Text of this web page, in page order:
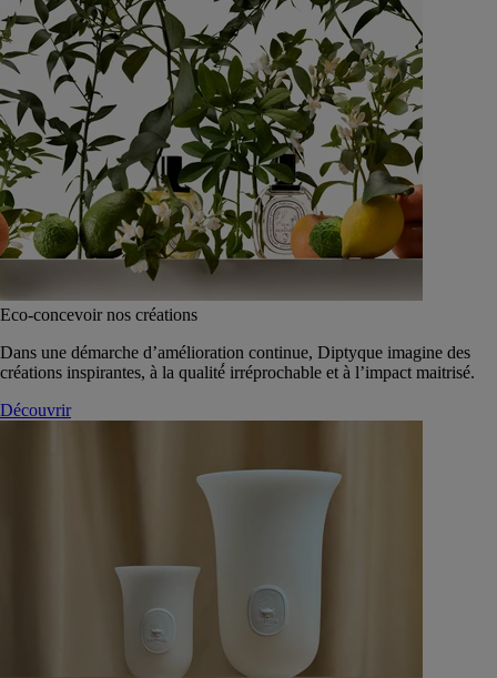
Eco-concevoir nos créations
Dans une démarche d’amélioration continue, Diptyque imagine des
créations inspirantes, à la qualité́ irréprochable et à l’impact maitrisé.
Découvrir